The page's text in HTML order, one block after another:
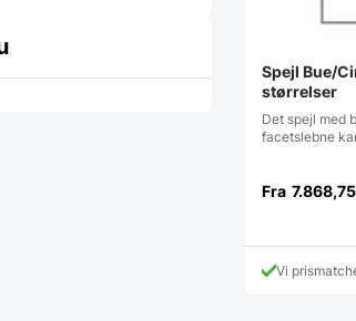
Spejl Bue/
størrelser
Det spejl med
facetslebne
Fra 7.868,75
Vi